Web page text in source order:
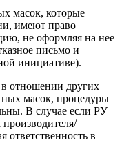
масок, которые
имеют право
не оформляя на нее
письмо и
инициативе).
в отношении других
масок, процедуры
В случае если РУ
ответственность в